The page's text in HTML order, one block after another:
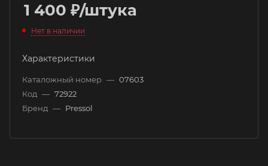
1 400 ₽/штука
Нет в наличии
Характеристики
Каталожный номер — 07603
Код — 72922
Бренд — Pressol